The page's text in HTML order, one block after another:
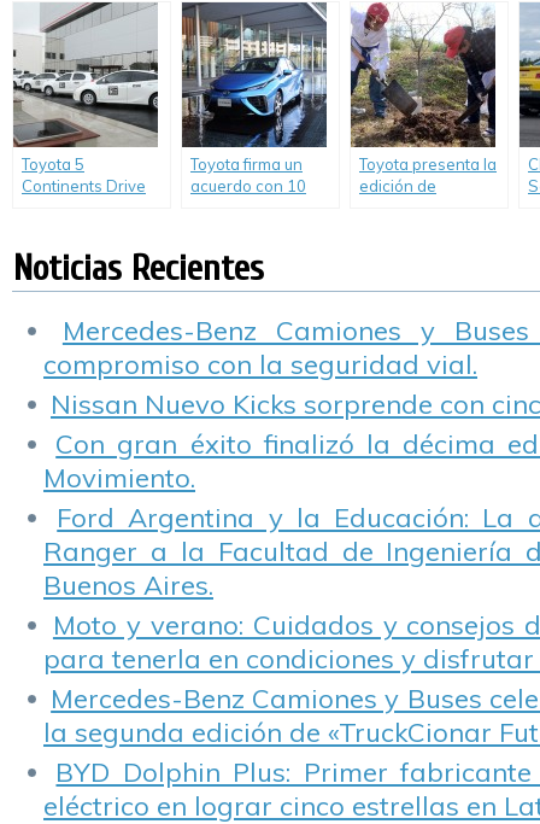
Grenoble ofrece
sus primeras
conclusiones
Toyota 5
Continents Drive
Toyota firma un
acuerdo con 10
hidrógeno en
Japón.
Toyota presenta la
edición de
Concesionarios.
Noticias Recientes
Mercedes-Benz Camiones y
compromiso con la seguridad vial.
Nissan Nuevo Kicks sorprende con
Con gran éxito finalizó la décima
Movimiento.
Ford Argentina y la Educación: La
Ranger a la Facultad de Ingeniería
Buenos Aires.
Moto y verano: Cuidados y consejos
para tenerla en condiciones y disfrutar
Mercedes-Benz Camiones y Buses
la segunda edición de «TruckCionar
BYD Dolphin Plus: Primer
eléctrico en lograr cinco estrellas en